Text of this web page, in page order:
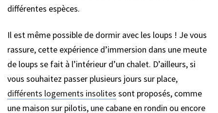
différentes espèces.
Il est même possible de dormir avec les loups ! Je vous
rassure, cette expérience d’immersion dans une meute
de loups se fait à l’intérieur d’un chalet. D’ailleurs, si
vous souhaitez passer plusieurs jours sur place,
différents logements insolites sont proposés, comme
une maison sur pilotis, une cabane en rondin ou encore